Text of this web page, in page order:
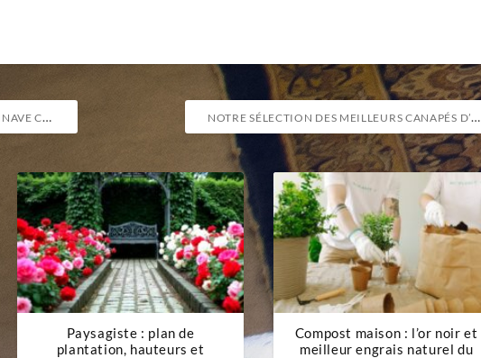
NOTRE SÉLECTION DES MEILLEURS CANAPÉS D’ANGLE IKEA POUR 2026
Paysagiste : plan de
plantation, hauteurs et
Compost maison : l’or noir et
meilleur engrais naturel du